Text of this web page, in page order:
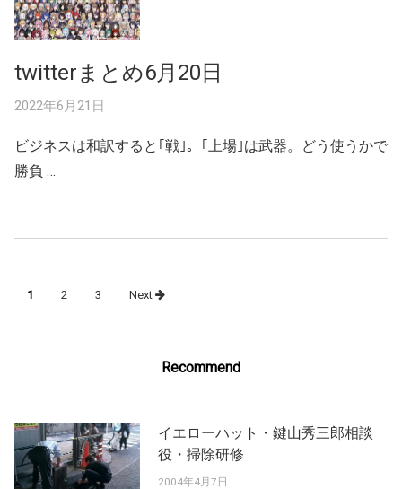
twitterまとめ6月20日
2022年6月21日
ビジネスは和訳すると｢戦｣。｢上場｣は武器。どう使うかで
勝負 …
navigation
1 2 3 Next
Recommend
イエローハット・鍵山秀三郎相談
役・掃除研修
2004年4月7日